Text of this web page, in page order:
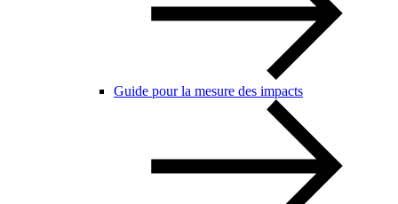
Guide pour la mesure des impacts